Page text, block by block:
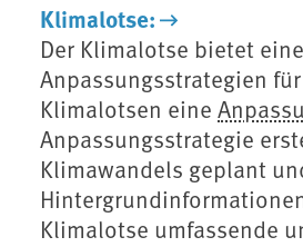
Klimalotse:
Der Klimalotse bietet
Anpassungsstrategien
Klimalotsen eine
Anpassungsstrategie
Klimawandels geplant
Klimalotse umfassende